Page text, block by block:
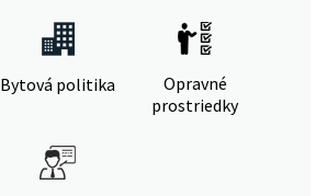
Bytová politika
Opravné
prostriedky